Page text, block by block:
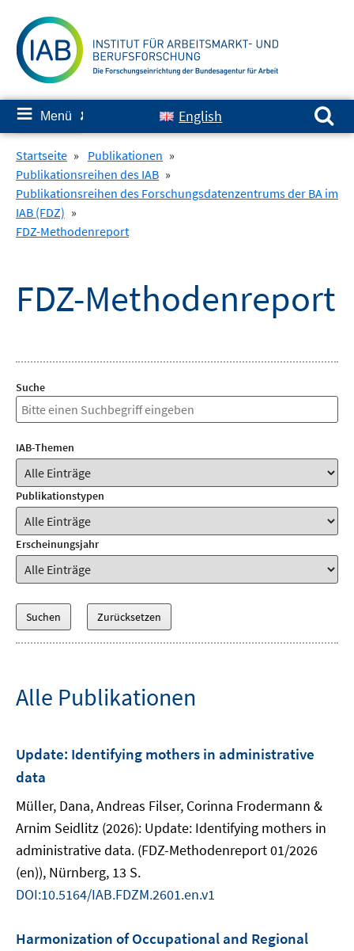
zum
Inhalt
≡ Menü ✘ English
Suchen nach:
Startseite » Publikationen »
Publikationsreihen des IAB »
Publikationsreihen des Forschungsdatenzentrums der BA im
IAB (FDZ) »
FDZ-Methodenreport
FDZ-Methodenreport
Suche
IAB-Themen
Publikationstypen
Erscheinungsjahr
Alle Publikationen
Update: Identifying mothers in administrative
data
Müller, Dana, Andreas Filser, Corinna Frodermann &
Arnim Seidlitz (2026): Update: Identifying mothers in
administrative data. (FDZ-Methodenreport 01/2026
(en)), Nürnberg, 13 S.
DOI:10.5164/IAB.FDZM.2601.en.v1
Harmonization of Occupational and Regional